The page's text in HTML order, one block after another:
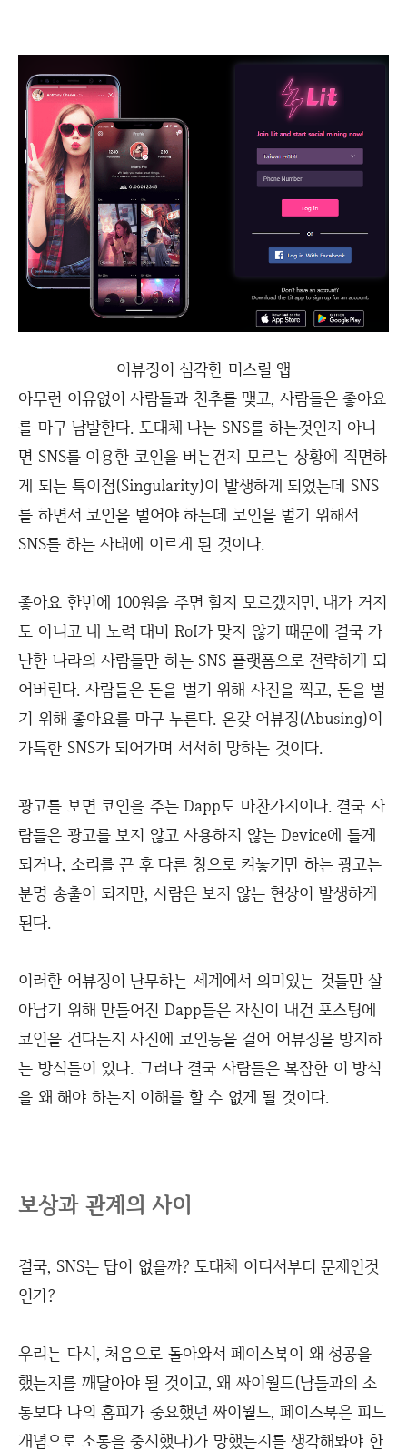
어뷰징이 심각한 미스릴 앱
아무런 이유없이 사람들과 친추를 맺고, 사람들은 좋아요
를 마구 남발한다. 도대체 나는 SNS를 하는것인지 아니
면 SNS를 이용한 코인을 버는건지 모르는 상황에 직면하
게 되는 특이점(Singularity)이 발생하게 되었는데 SNS
를 하면서 코인을 벌어야 하는데 코인을 벌기 위해서
SNS를 하는 사태에 이르게 된 것이다.
좋아요 한번에 100원을 주면 할지 모르겠지만, 내가 거지
도 아니고 내 노력 대비 RoI가 맞지 않기 때문에 결국 가
난한 나라의 사람들만 하는 SNS 플랫폼으로 전략하게 되
어버린다. 사람들은 돈을 벌기 위해 사진을 찍고, 돈을 벌
기 위해 좋아요를 마구 누른다. 온갖 어뷰징(Abusing)이
가득한 SNS가 되어가며 서서히 망하는 것이다.
광고를 보면 코인을 주는 Dapp도 마찬가지이다. 결국 사
람들은 광고를 보지 않고 사용하지 않는 Device에 틀게
되거나, 소리를 끈 후 다른 창으로 켜놓기만 하는 광고는
분명 송출이 되지만, 사람은 보지 않는 현상이 발생하게
된다.
이러한 어뷰징이 난무하는 세계에서 의미있는 것들만 살
아남기 위해 만들어진 Dapp들은 자신이 내건 포스팅에
코인을 건다든지 사진에 코인등을 걸어 어뷰징을 방지하
는 방식들이 있다. 그러나 결국 사람들은 복잡한 이 방식
을 왜 해야 하는지 이해를 할 수 없게 될 것이다.
보상과 관계의 사이
결국, SNS는 답이 없을까? 도대체 어디서부터 문제인것
인가?
우리는 다시, 처음으로 돌아와서 페이스북이 왜 성공을
했는지를 깨달아야 될 것이고, 왜 싸이월드(남들과의 소
통보다 나의 홈피가 중요했던 싸이월드, 페이스북은 피드
개념으로 소통을 중시했다)가 망했는지를 생각해봐야 한